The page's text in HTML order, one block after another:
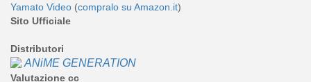
Yamato Video (compralo su Amazon.it)
Sito Ufficiale
Distributori
ANiME GENERATION
Valutazione cc